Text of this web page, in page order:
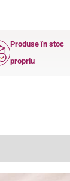
Produse în stoc
propriu